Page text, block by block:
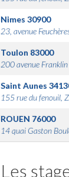
Nimes 30900
23, avenue
Toulon 83000
200 avenue Franklin
Saint Aunes
155 rue du fenouil,
ROUEN 76000
14 quai Gaston
Les